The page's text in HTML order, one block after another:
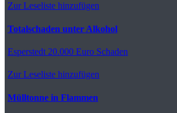
Zur Leseliste hinzufügen
Totalschaden unter Alkohol
Esperstedt 20.000 Euro Schaden
Zur Leseliste hinzufügen
Mülltonne in Flammen